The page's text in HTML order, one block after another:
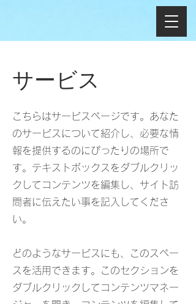
サービス
こちらはサービスページです。あなた
のサービスについて紹介し、必要な情
報を提供するのにぴったりの場所で
す。テキストボックスをダブルクリッ
クしてコンテンツを編集し、サイト訪
問者に伝えたい事を記入してくださ
い。
どのようなサービスにも、このスペー
スを活用できます。このセクションを
ダブルクリックしてコンテンツマネー